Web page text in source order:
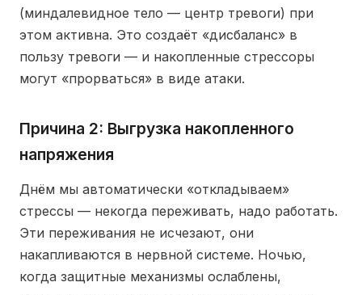
(миндалевидное тело — центр тревоги) при
этом активна. Это создаёт «дисбаланс» в
пользу тревоги — и накопленные стрессоры
могут «прорваться» в виде атаки.
Причина 2: Выгрузка накопленного
напряжения
Днём мы автоматически «откладываем»
стрессы — некогда переживать, надо работать.
Эти переживания не исчезают, они
накапливаются в нервной системе. Ночью,
когда защитные механизмы ослаблены,